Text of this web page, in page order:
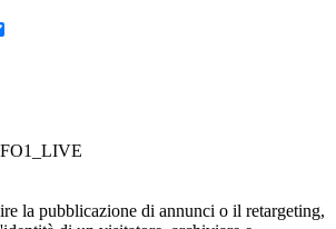
la pubblicazione di annunci o il retargeting,